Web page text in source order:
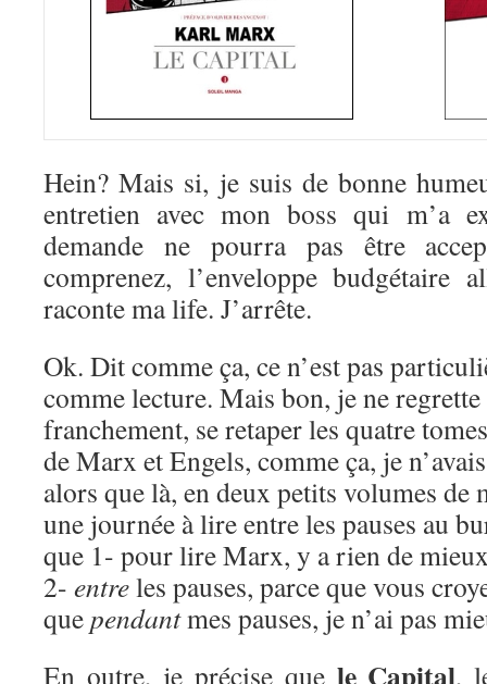
Hein? Mais si, je suis de bonne
entretien avec mon boss qui m’a
demande ne pourra pas être
comprenez, l’enveloppe budgétaire
raconte ma life. J’arrête.
Ok. Dit comme ça, ce n’est pas
comme lecture. Mais bon, je ne regrette
franchement, se retaper les quatre
de Marx et Engels, comme ça, je
alors que là, en deux petits volumes de
une journée à lire entre les pauses au
que 1- pour lire Marx, y a rien de
2- entreles pauses, parce que vous
quependantmes pauses, je n’ai pas
En outre, je précise que le Capital,